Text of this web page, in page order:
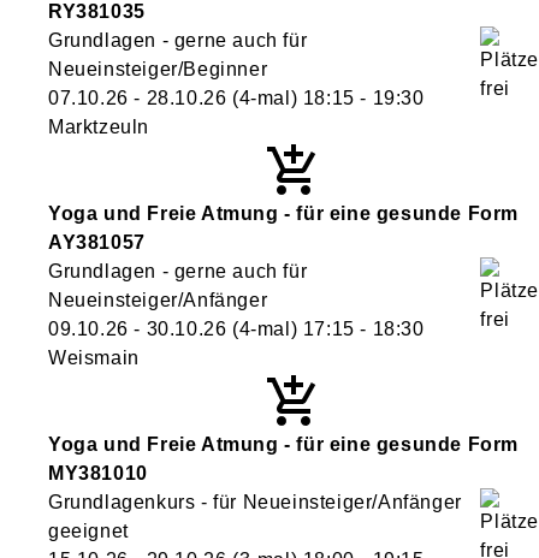
RY381035
Grundlagen - gerne auch für
Neueinsteiger/Beginner
07.10.26 - 28.10.26 (4-mal) 18:15 - 19:30
Marktzeuln
Yoga und Freie Atmung - für eine gesunde Form
AY381057
Grundlagen - gerne auch für
Neueinsteiger/Anfänger
09.10.26 - 30.10.26 (4-mal) 17:15 - 18:30
Weismain
Yoga und Freie Atmung - für eine gesunde Form
MY381010
Grundlagenkurs - für Neueinsteiger/Anfänger
geeignet